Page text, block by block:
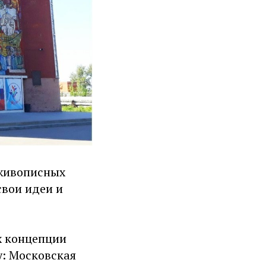
идеи и
концепции
Московская